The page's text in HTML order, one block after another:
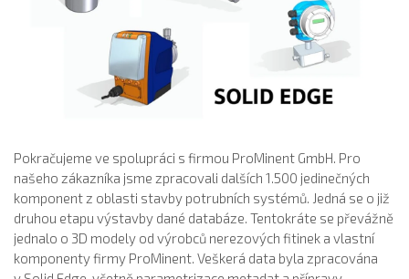
Pokračujeme ve spolupráci s firmou ProMinent GmbH. Pro
našeho zákazníka jsme zpracovali dalších 1.500 jedinečných
komponent z oblasti stavby potrubních systémů. Jedná se o již
druhou etapu výstavby dané databáze. Tentokráte se převážně
jednalo o 3D modely od výrobců nerezových fitinek a vlastní
komponenty firmy ProMinent. Veškerá data byla zpracována